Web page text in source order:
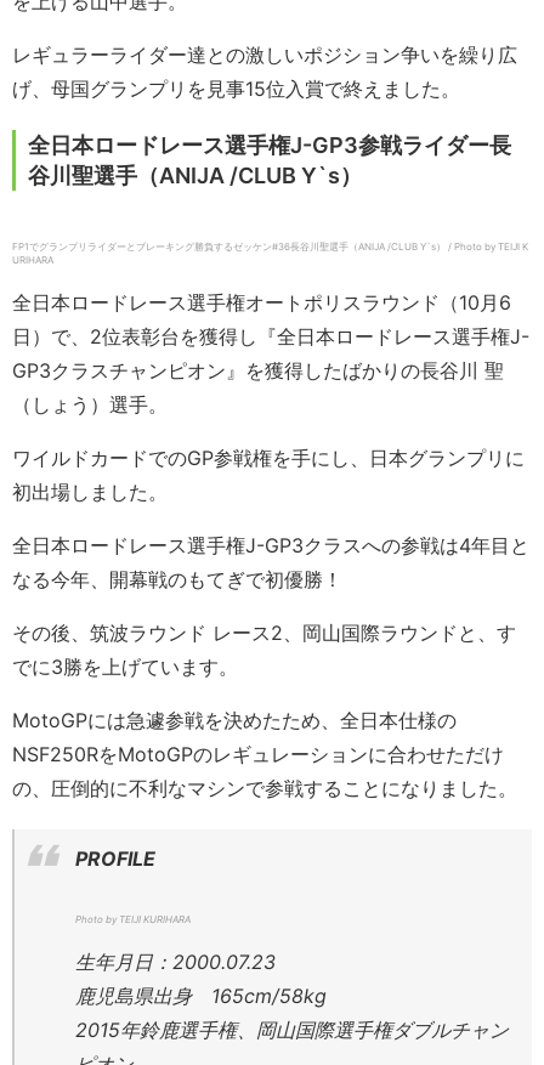
レギュラーライダー達との激しいポジション争いを繰り広
げ、母国グランプリを見事15位入賞で終えました。
全日本ロードレース選手権J-GP3参戦ライダー長
谷川聖選手（ANIJA /CLUB Y`s）
FP1でグランプリライダーとブレーキング勝負するゼッケン#36長谷川聖選手（ANIJA /CLUB Y`s） / Photo by TEIJI K
URIHARA
全日本ロードレース選手権オートポリスラウンド（10月6
日）で、2位表彰台を獲得し『全日本ロードレース選手権J-
GP3クラスチャンピオン』を獲得したばかりの長谷川 聖
（しょう）選手。
ワイルドカードでのGP参戦権を手にし、日本グランプリに
初出場しました。
全日本ロードレース選手権J-GP3クラスへの参戦は4年目と
なる今年、開幕戦のもてぎで初優勝！
その後、筑波ラウンド レース2、岡山国際ラウンドと、す
でに3勝を上げています。
MotoGPには急遽参戦を決めたため、全日本仕様の
NSF250RをMotoGPのレギュレーションに合わせただけ
の、圧倒的に不利なマシンで参戦することになりました。
PROFILE
Photo by TEIJI KURIHARA
生年月日：2000.07.23
鹿児島県出身 165cm/58kg
2015年鈴鹿選手権、岡山国際選手権ダブルチャン